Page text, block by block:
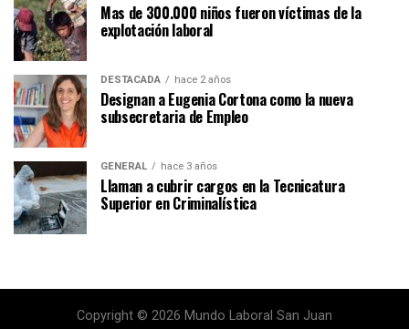
Mas de 300.000 niños fueron víctimas de la
explotación laboral
DESTACADA hace 2 años
Designan a Eugenia Cortona como la nueva
subsecretaria de Empleo
GENERAL hace 3 años
Llaman a cubrir cargos en la Tecnicatura
Superior en Criminalística
Copyright © 2026 Mundo Laboral San Juan